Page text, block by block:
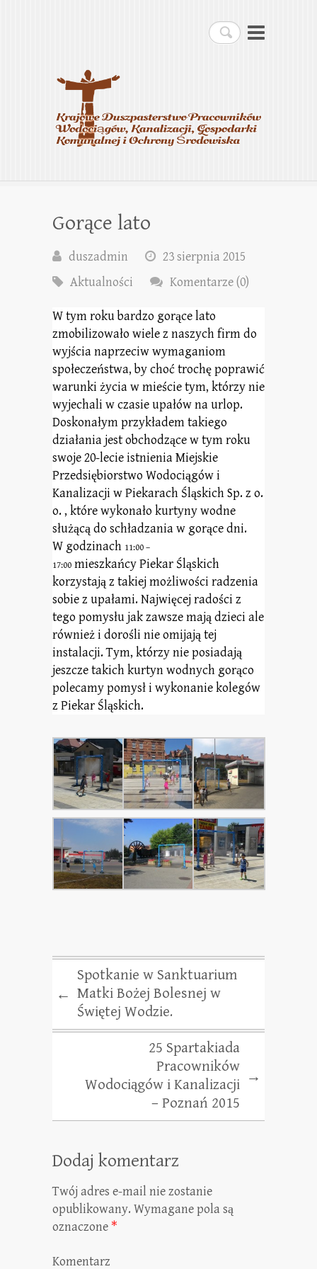
Szukaj
Krajowe Duszpasterstwo
Pracowników
Wodociągów, Kanalizacji,
Gospodarki Komunalnej i
Ochrony Środowiska
Gorące lato
duszadmin
23 sierpnia 2015
Aktualności
Komentarze (0)
W tym roku bardzo gorące lato
zmobilizowało wiele z naszych firm do
wyjścia naprzeciw wymaganiom
społeczeństwa, by choć trochę poprawić
warunki życia w mieście tym, którzy nie
wyjechali w czasie upałów na urlop.
Doskonałym przykładem takiego
działania jest obchodzące w tym roku
swoje 20-lecie istnienia Miejskie
Przedsiębiorstwo Wodociągów i
Kanalizacji w Piekarach Śląskich Sp. z o.
o. , które wykonało kurtyny wodne
służącą do schładzania w gorące dni.
W godzinach 11:00 –
17:00 mieszkańcyPiekar Śląskich
korzystają z takiej możliwości radzenia
sobie z upałami. Najwięcej radości z
tego pomysłu jak zawsze mają dzieci ale
również i dorośli nie omijają tej
instalacji. Tym, którzy nie posiadają
jeszcze takich kurtyn wodnych gorąco
polecamy pomysł i wykonanie kolegów
z Piekar Śląskich.
←
Spotkanie w Sanktuarium
Matki Bożej Bolesnej w
Świętej Wodzie.
25 Spartakiada
Pracowników
Wodociągów i Kanalizacji
– Poznań 2015
→
Dodaj komentarz
Twój adres e-mail nie zostanie
opublikowany. Wymagane pola są
oznaczone *
Komentarz